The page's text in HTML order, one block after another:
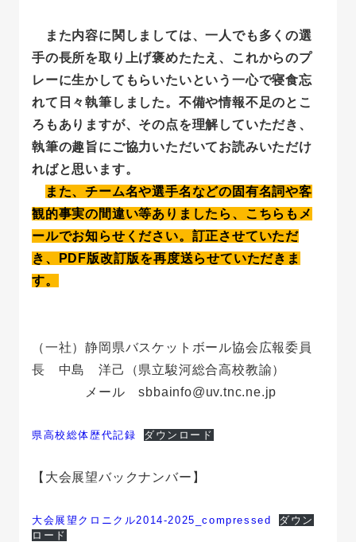
また内容に関しましては、一人でも多くの選
手の長所を取り上げ褒めたたえ、これからのプ
レーに生かしてもらいたいという一心で寝食忘
れて日々執筆しました。不備や情報不足のとこ
ろもありますが、その点を理解していただき、
執筆の趣旨にご協力いただいてお読みいただけ
ればと思います。
また、チーム名や選手名などの固有名詞や客
観的事実の間違い等ありましたら、こちらもメ
ールでお知らせください。訂正させていただ
き、PDF版改訂版を再度送らせていただきま
す。
（一社）静岡県バスケットボール協会広報委員
長 中島 洋己（県立駿河総合高校教諭）
メール sbbainfo@uv.tnc.ne.jp
県高校総体歴代記録 ダウンロード
【大会展望バックナンバー】
大会展望クロニクル2014-2025_compressed
ダウン
ロード